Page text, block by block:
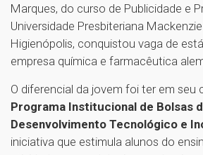
Marques, do curso de Publicidade e
Universidade Presbiteriana
Higienópolis, conquistou vaga de
empresa química e farmacêutica
O diferencial da jovem foi ter em seu
Programa Institucional de Bolsas
Desenvolvimento Tecnológico e
iniciativa que estimula alunos do